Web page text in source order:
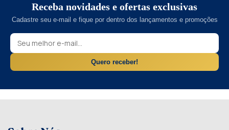
Receba novidades e ofertas exclusivas
Cadastre seu e-mail e fique por dentro dos lançamentos e promoções
Quero receber!